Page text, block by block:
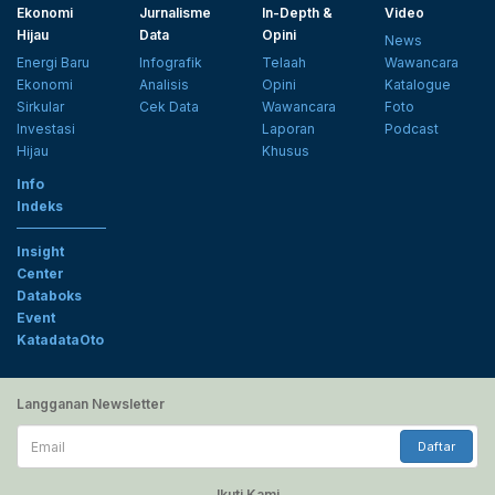
Ekonomi
Hijau
Energi Baru
Ekonomi
Sirkular
Investasi
Hijau
Jurnalisme
Data
Infografik
Analisis
Cek Data
In-Depth &
Opini
Telaah
Opini
Wawancara
Laporan
Khusus
Video
News
Wawancara
Katalogue
Foto
Podcast
Info
Indeks
Insight
Center
Databoks
Event
KatadataOto
Langganan Newsletter
Email
Daftar